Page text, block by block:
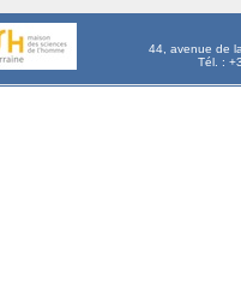
44, avenue de
Tél. :